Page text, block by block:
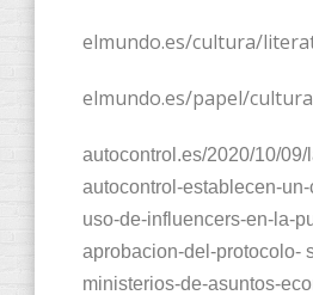
elmundo.es/cultura/
elmundo.es/papel/
autocontrol.es/2020/10/09/
autocontrol-establecen-
uso-de-influencers-en-la-
aprobacion-del-protocolo-
ministerios-de-asuntos-